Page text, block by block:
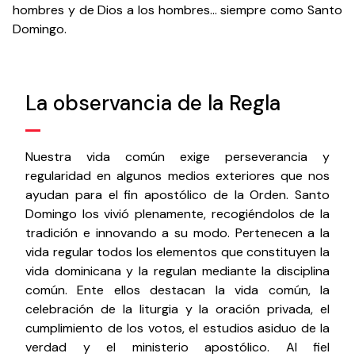
hombres y de Dios a los hombres… siempre como Santo
Domingo.
La observancia de la Regla
Nuestra vida común exige perseverancia y
regularidad en algunos medios exteriores que nos
ayudan para el fin apostólico de la Orden. Santo
Domingo los vivió plenamente, recogiéndolos de la
tradición e innovando a su modo. Pertenecen a la
vida regular todos los elementos que constituyen la
vida dominicana y la regulan mediante la disciplina
común. Ente ellos destacan la vida común, la
celebración de la liturgia y la oración privada, el
cumplimiento de los votos, el estudios asiduo de la
verdad y el ministerio apostólico. Al fiel